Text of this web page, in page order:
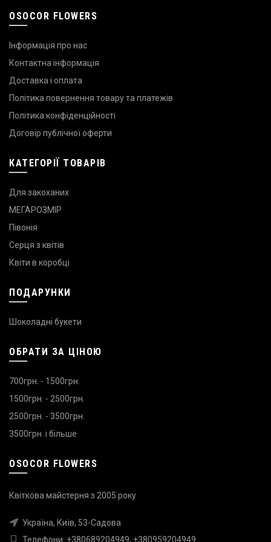
OSOCOR FLOWERS
Інформація про нас
Контактна інформація
Доставка і оплата
Політика повернення товару та платежів
Політика конфіденційності
Договір публічної оферти
КАТЕГОРІЇ ТОВАРІВ
Для закоханих
МЕГАРОЗМІР
Півонія
Серця з квітів
Квіти в коробці
ПОДАРУНКИ
Шоколадні букети
ОБРАТИ ЗА ЦІНОЮ
700грн. - 1500грн.
1500грн. - 2500грн.
2500грн. - 3500грн.
3500грн. і більше
OSOCOR FLOWERS
Квіткова майстерня з 2005 року
Україна, Київ, 53-Садова
Телефони: +380689204949, +380959204949